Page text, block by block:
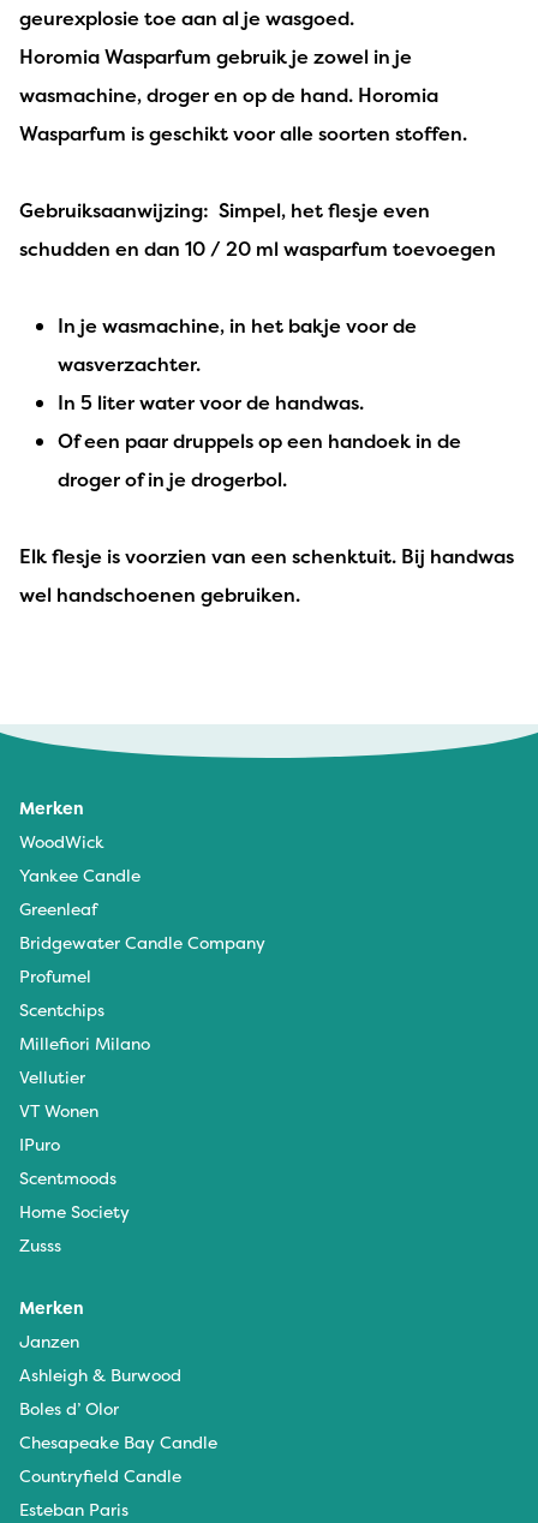
geurexplosie toe aan al je wasgoed.
Horomia Wasparfum gebruik je zowel in je
wasmachine, droger en op de hand. Horomia
Wasparfum is geschikt voor alle soorten stoffen.
Gebruiksaanwijzing: Simpel, het flesje even
schudden en dan 10 / 20 ml wasparfum toevoegen
In je wasmachine, in het bakje voor de
wasverzachter.
In 5 liter water voor de handwas.
Of een paar druppels op een handoek in de
droger of in je drogerbol.
Elk flesje is voorzien van een schenktuit. Bij handwas
wel handschoenen gebruiken.
Gebruik hem al heel lang. Fijne geur
Joke Claassen-Engels - 2 oktober 2024
Vindt dit een ontzettende lekkere geur en komt
goed over op het wasgoed.
Hayat Zammouri - 6 februari 2024
Heerlijke geur!!
Merken
WoodWick
Yankee Candle
Greenleaf
Bridgewater Candle Company
Profumel
Scentchips
Millefiori Milano
Vellutier
VT Wonen
IPuro
Scentmoods
Home Society
Zusss
Merken
Janzen
Ashleigh & Burwood
Boles d’ Olor
Chesapeake Bay Candle
Countryfield Candle
Esteban Paris